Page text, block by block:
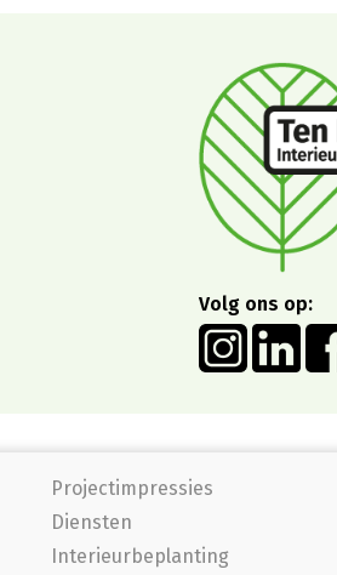
Volg ons op:
Projectimpressies
Diensten
Interieurbeplanting